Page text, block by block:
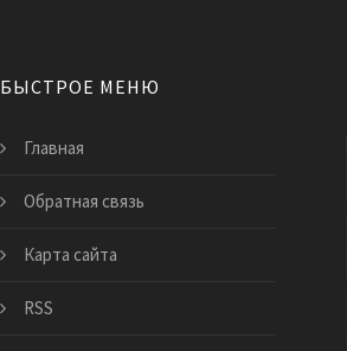
БЫСТРОЕ МЕНЮ
Главная
Обратная связь
Карта сайта
RSS